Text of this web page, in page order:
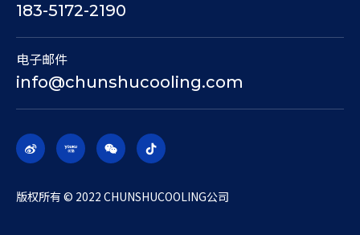
183-5172-2190
电子邮件
info@chunshucooling.com
​版权所有 © 2022 CHUNSHUCOOLING公司